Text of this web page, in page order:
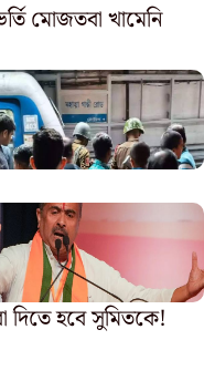
মোজতবা খামেনি
দিতে হবে সুমিতকে!